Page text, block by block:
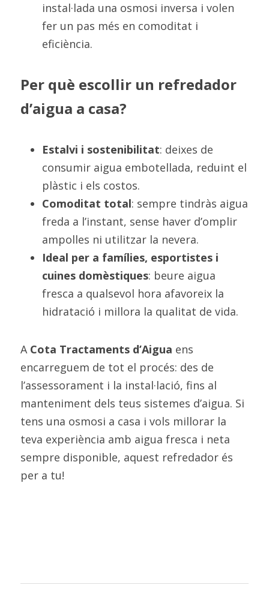
instal·lada una osmosi inversa i volen
fer un pas més en comoditat i
eficiència.
Per què escollir un refredador
d’aigua a casa?
Estalvi i sostenibilitat: deixes de
consumir aigua embotellada, reduint el
plàstic i els costos.
Comoditat total: sempre tindràs aigua
freda a l’instant, sense haver d’omplir
ampolles ni utilitzar la nevera.
Ideal per a famílies, esportistes i
cuines domèstiques: beure aigua
fresca a qualsevol hora afavoreix la
hidratació i millora la qualitat de vida.
A Cota Tractaments d’Aigua ens
encarreguem de tot el procés: des de
l’assessorament i la instal·lació, fins al
manteniment dels teus sistemes d’aigua. Si
tens una osmosi a casa i vols millorar la
teva experiència amb aigua fresca i neta
sempre disponible, aquest refredador és
per a tu!